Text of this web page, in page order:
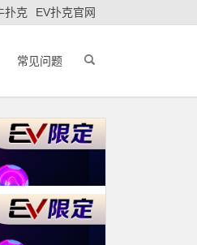
扑克 EV扑克官网
常见问题